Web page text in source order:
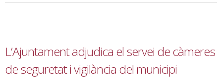
L’Ajuntament adjudica el servei de càmeres
de seguretat i vigilància del municipi